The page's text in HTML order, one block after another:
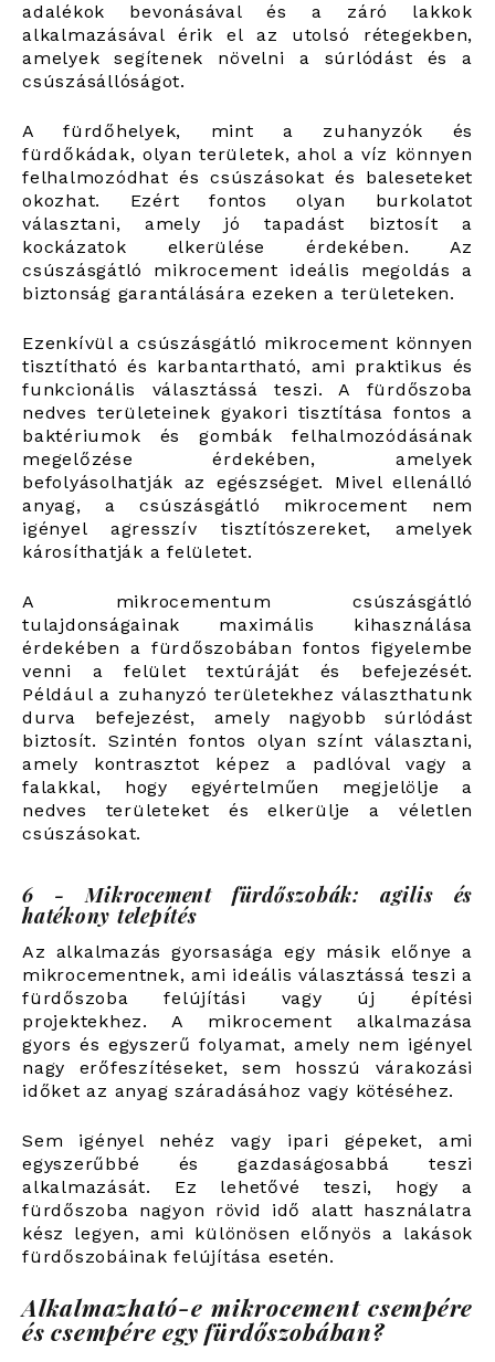
adalékok bevonásával és a záró lakkok
alkalmazásával érik el az utolsó rétegekben,
amelyek segítenek növelni a súrlódást és a
csúszásállóságot.
A fürdőhelyek, mint a zuhanyzók és
fürdőkádak, olyan területek, ahol a víz könnyen
felhalmozódhat és csúszásokat és baleseteket
okozhat. Ezért fontos olyan burkolatot
választani, amely jó tapadást biztosít a
kockázatok elkerülése érdekében. Az
csúszásgátló mikrocement ideális megoldás a
biztonság garantálására ezeken a területeken.
Ezenkívül a csúszásgátló mikrocement könnyen
tisztítható és karbantartható, ami praktikus és
funkcionális választássá teszi. A fürdőszoba
nedves területeinek gyakori tisztítása fontos a
baktériumok és gombák felhalmozódásának
megelőzése érdekében, amelyek
befolyásolhatják az egészséget. Mivel ellenálló
anyag, a csúszásgátló mikrocement nem
igényel agresszív tisztítószereket, amelyek
károsíthatják a felületet.
A mikrocementum csúszásgátló
tulajdonságainak maximális kihasználása
érdekében a fürdőszobában fontos figyelembe
venni a felület textúráját és befejezését.
Például a zuhanyzó területekhez választhatunk
durva befejezést, amely nagyobb súrlódást
biztosít. Szintén fontos olyan színt választani,
amely kontrasztot képez a padlóval vagy a
falakkal, hogy egyértelműen megjelölje a
nedves területeket és elkerülje a véletlen
csúszásokat.
6 - Mikrocement fürdőszobák: agilis és
hatékony telepítés
Az alkalmazás gyorsasága egy másik előnye a
mikrocementnek, ami ideális választássá teszi a
fürdőszoba felújítási vagy új építési
projektekhez. A mikrocement alkalmazása
gyors és egyszerű folyamat, amely nem igényel
nagy erőfeszítéseket, sem hosszú várakozási
időket az anyag száradásához vagy kötéséhez.
Sem igényel nehéz vagy ipari gépeket, ami
egyszerűbbé és gazdaságosabbá teszi
alkalmazását. Ez lehetővé teszi, hogy a
fürdőszoba nagyon rövid idő alatt használatra
kész legyen, ami különösen előnyös a lakások
fürdőszobáinak felújítása esetén.
Alkalmazható-e mikrocement csempére
és csempére egy fürdőszobában?